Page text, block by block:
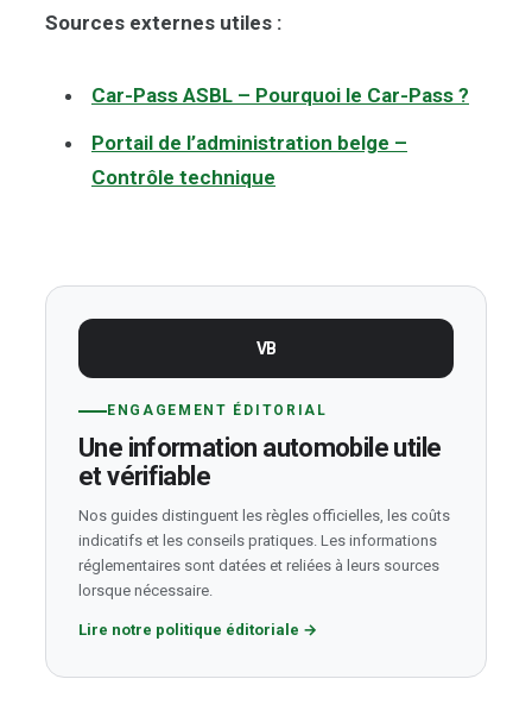
Sources externes utiles :
Car-Pass ASBL – Pourquoi le Car-Pass ?
Portail de l’administration belge –
Contrôle technique
VB
ENGAGEMENT ÉDITORIAL
Une information automobile utile
et vérifiable
Nos guides distinguent les règles officielles, les coûts
indicatifs et les conseils pratiques. Les informations
réglementaires sont datées et reliées à leurs sources
lorsque nécessaire.
Lire notre politique éditoriale →